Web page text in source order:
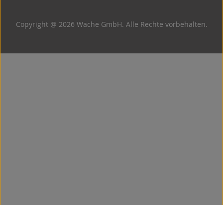
Copyright @ 2026 Wache GmbH. Alle Rechte vorbehalten.